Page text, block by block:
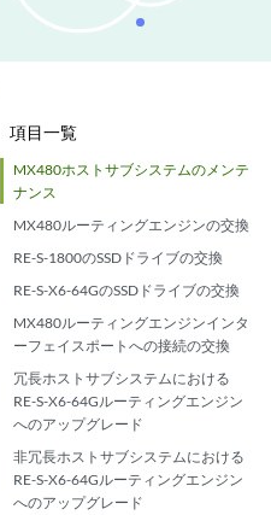
項目一覧
MX480ホストサブシステムのメンテ
ナンス
MX480ルーティングエンジンの交換
RE-S-1800のSSDドライブの交換
RE-S-X6-64GのSSDドライブの交換
MX480ルーティングエンジンインタ
ーフェイスポートへの接続の交換
冗長ホストサブシステムにおける
RE-S-X6-64Gルーティングエンジン
へのアップグレード
非冗長ホストサブシステムにおける
RE-S-X6-64Gルーティングエンジン
へのアップグレード